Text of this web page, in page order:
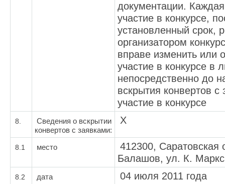
документации.
участие в конкурсе,
установленный срок,
организатором
вправе изменить или
участие в конкурсе в
непосредственно до
вскрытия конвертов с
участие в конкурсе
8.
Сведения о вскрытии
конвертов с заявками:
Х
8.1 место
412300, Саратовская
Балашов, ул. К.
8.2 дата 04 июля 2011 года